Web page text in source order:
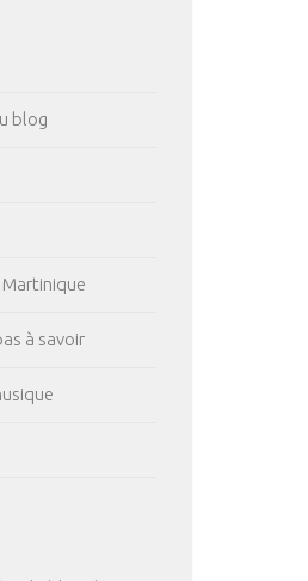
blog
à savoir